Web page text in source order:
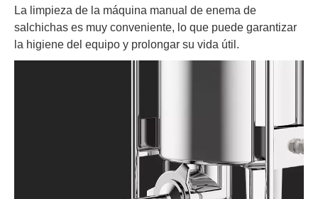
La limpieza de la máquina manual de enema de
salchichas es muy conveniente, lo que puede garantizar
la higiene del equipo y prolongar su vida útil.